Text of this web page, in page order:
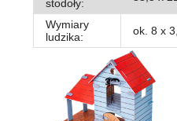
stodoły:
Wymiary
ludzika:
ok. 8 x